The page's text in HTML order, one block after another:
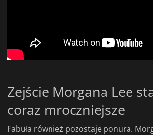
Zejście Morgana Lee
coraz mroczniejsze
Fabuła również pozostaje ponura.